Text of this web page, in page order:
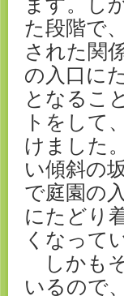
た段階で
された関
の入口に
となるこ
トをして
けました
い傾斜の
で庭園の
にたどり
くなって
しかも
いるので